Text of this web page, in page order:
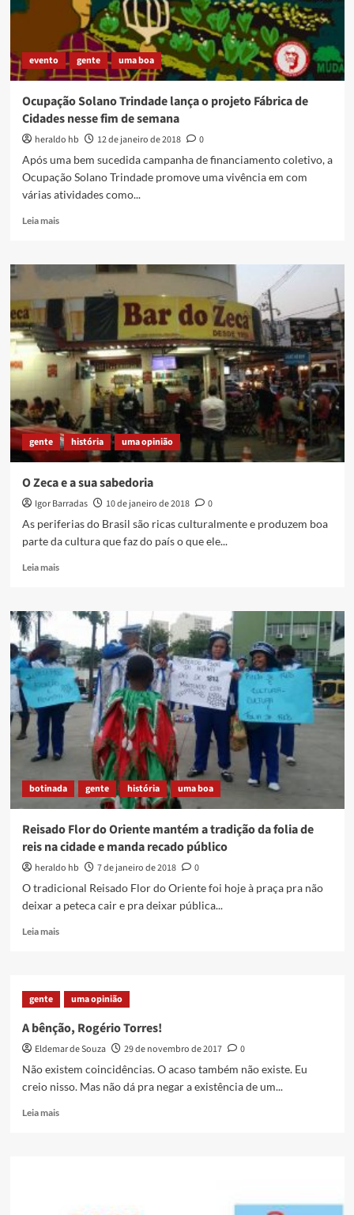
evento gente uma boa
Ocupação Solano Trindade lança o projeto Fábrica de
Cidades nesse fim de semana
heraldo hb 12 de janeiro de 2018
0
Após uma bem sucedida campanha de financiamento coletivo, a
Ocupação Solano Trindade promove uma vivência em com
várias atividades como...
Leia maisRead
Ocupação
Solano
Trindade
lança
projeto
Fábrica
de
Cidades
nesse
fim
de
semana
gente história uma opinião
O Zeca e a sua sabedoria
Igor Barradas 10 de janeiro de 2018
0
As periferias do Brasil são ricas culturalmente e produzem boa
parte da cultura que faz do país o que ele...
Leia maisRead
e
a
sua
sabedoria
botinada gente história uma boa
Reisado Flor do Oriente mantém a tradição da folia de
reis na cidade e manda recado público
heraldo hb 7 de janeiro de 2018
0
O tradicional Reisado Flor do Oriente foi hoje à praça pra não
deixar a peteca cair e pra deixar pública...
Leia maisRead
Flor
mantém
a
tradição
folia
de
gente uma opinião
A bênção, Rogério Torres!
Eldemar de Souza 29 de novembro de 2017
0
Não existem coincidências. O acaso também não existe. Eu
creio nisso. Mas não dá pra negar a existência de um...
Leia maisRead